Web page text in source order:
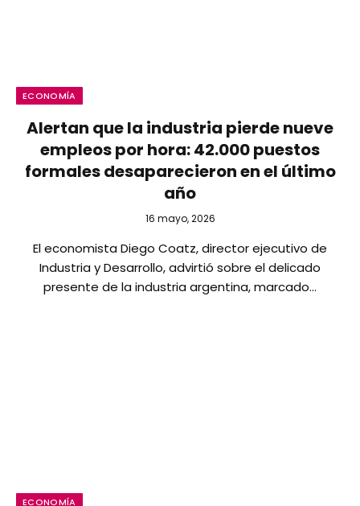
ECONOMÍA
Alertan que la industria pierde nueve
empleos por hora: 42.000 puestos
formales desaparecieron en el último
año
16 mayo, 2026
El economista Diego Coatz, director ejecutivo de
Industria y Desarrollo, advirtió sobre el delicado
presente de la industria argentina, marcado…
ECONOMÍA